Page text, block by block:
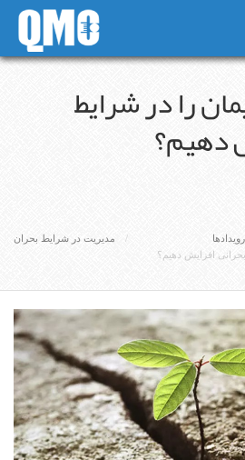
را در شرایط
دهیم؟
رویدادها
مدیریت در شرایط بحران
افزایش دهیم؟